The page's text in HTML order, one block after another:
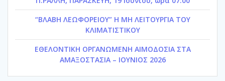
“ΒΛΑΒΗ ΛΕΩΦΟΡΕΙΟΥ” Η ΜΗ ΛΕΙΤΟΥΡΓΙΑ ΤΟΥ
ΚΛΙΜΑΤΙΣΤΙΚΟΥ
ΕΘΕΛΟΝΤΙΚΗ ΟΡΓΑΝΩΜΕΝΗ ΑΙΜΟΔΟΣΙΑ ΣΤΑ
ΑΜΑΞΟΣΤΑΣΙΑ – ΙΟΥΝΙΟΣ 2026